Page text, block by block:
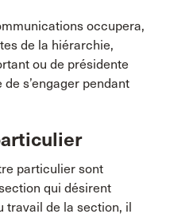
occupera,
de la hiérarchie,
ou de présidente
s’engager pendant
particulier sont
qui désirent
de la section, il